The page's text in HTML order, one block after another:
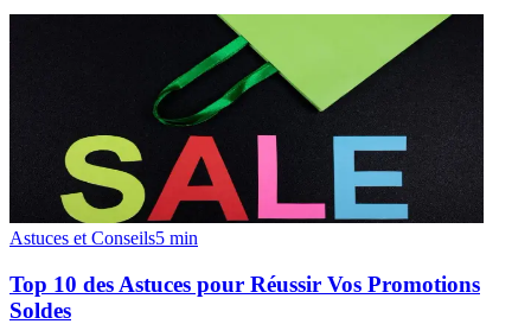
Astuces et Conseils5 min
Top 10 des Astuces pour Réussir Vos Promotions
Soldes